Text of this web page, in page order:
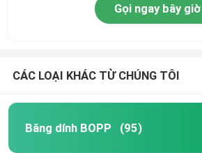
Gọi ngay bây giờ
CÁC LOẠI KHÁC TỪ CHÚNG TÔI
Băng dính BOPP (95)